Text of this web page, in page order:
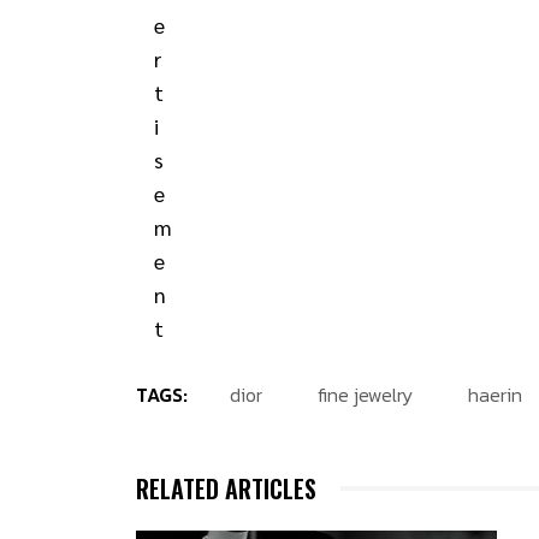
TAGS: dior fine jewelry haerin
RELATED ARTICLES